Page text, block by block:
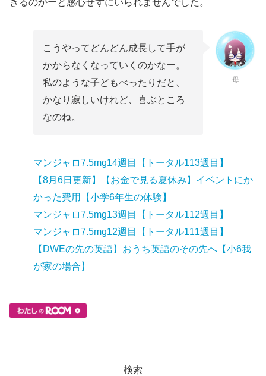
きるのかーと感心せずにいられませんでした。
こうやってどんどん成長して手が
かからなくなっていくのかなー。
私のような子どもべったりだと、
かなり寂しいけれど、喜ぶところ
なのね。
母
マンジャロ7.5mg14週目【トータル113週目】
【8月6日更新】【お金で見る夏休み】イベントにか
かった費用【小学6年生の体験】
マンジャロ7.5mg13週目【トータル112週目】
マンジャロ7.5mg12週目【トータル111週目】
【DWEの先の英語】おうち英語のその先へ【小6我
が家の場合】
検索